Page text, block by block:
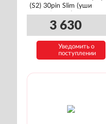
(S2) 30pin Slim (уши
сверху\снизу)
3 630
Уведомить о
поступлении